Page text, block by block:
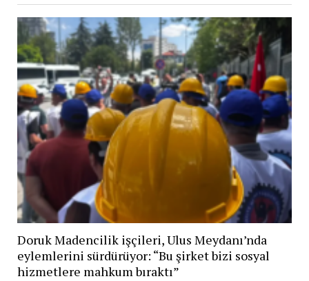
Doruk Madencilik işçileri, Ulus Meydanı’nda
eylemlerini sürdürüyor: “Bu şirket bizi sosyal
hizmetlere mahkum bıraktı”